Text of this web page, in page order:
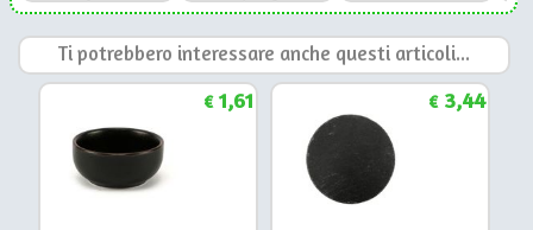
Ti potrebbero interessare anche questi articoli...
€1,61 €3,44